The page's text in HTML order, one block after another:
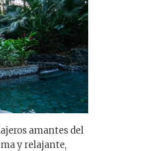
amantes del
y relajante,